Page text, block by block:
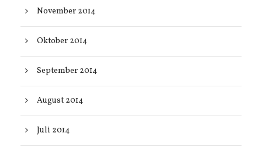
November 2014
Oktober 2014
September 2014
August 2014
Juli 2014